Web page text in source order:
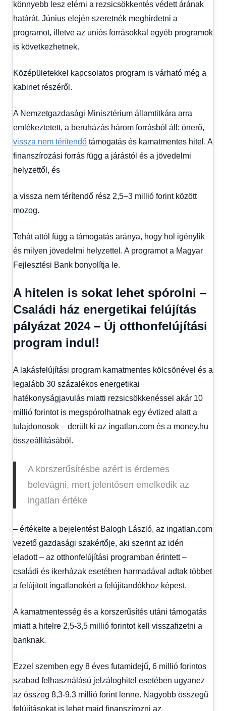
könnyebb lesz elérni a rezsicsökkentés védett árának
határát. Június elején szeretnék meghirdetni a
programot, illetve az uniós forrásokkal egyéb programok
is következhetnek.
Középületekkel kapcsolatos program is várható még a
kabinet részéről.
A Nemzetgazdasági Minisztérium államtitkára arra
emlékeztetett, a beruházás három forrásból áll: önerő,
vissza nem térítendő támogatás és kamatmentes hitel. A
finanszírozási forrás függ a járástól és a jövedelmi
helyzettől, és
a vissza nem térítendő rész 2,5–3 millió forint között
mozog.
Tehát attól függ a támogatás aránya, hogy hol igénylik
és milyen jövedelmi helyzettel. A programot a Magyar
Fejlesztési Bank bonyolítja le.
A hitelen is sokat lehet spórolni –
Családi ház energetikai felújítás
pályázat 2024 – Új otthonfelújítási
program indul!
A lakásfelújítási program kamatmentes kölcsönével és a
legalább 30 százalékos energetikai
hatékonyságjavulás miatti rezsicsökkenéssel akár 10
millió forintot is megspórolhatnak egy évtized alatt a
tulajdonosok – derült ki az ingatlan.com és a money.hu
összeállításából.
A korszerűsítésbe azért is érdemes
belevágni, mert jelentősen emelkedik az
ingatlan értéke
– értékelte a bejelentést Balogh László, az ingatlan.com
vezető gazdasági szakértője, aki szerint az idén
eladott – az otthonfelújítási programban érintett –
családi és ikerházak esetében harmadával adtak többet
a felújított ingatlanokért a felújítandókhoz képest.
A kamatmentesség és a korszerűsítés utáni támogatás
miatt a hitelre 2,5-3,5 millió forintot kell visszafizetni a
banknak.
Ezzel szemben egy 8 éves futamidejű, 6 millió forintos
szabad felhasználású jelzáloghitel esetében ugyanez
az összeg 8,3-9,3 millió forint lenne. Nagyobb összegű
felújításokat is lehet majd finanszírozni az